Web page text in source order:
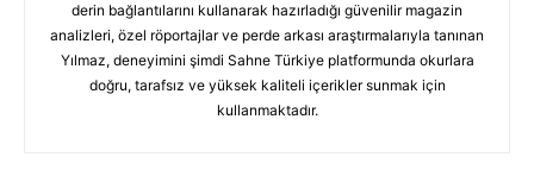
derin bağlantılarını kullanarak hazırladığı güvenilir magazin
analizleri, özel röportajlar ve perde arkası araştırmalarıyla tanınan
Yılmaz, deneyimini şimdi Sahne Türkiye platformunda okurlara
doğru, tarafsız ve yüksek kaliteli içerikler sunmak için
kullanmaktadır.